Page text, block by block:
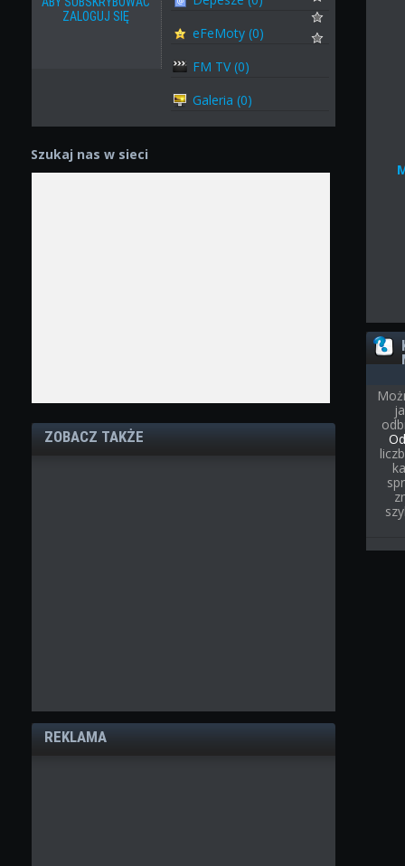
ZALOGUJ SIĘ
eFeMoty (0)
FM TV (0)
Galeria (0)
Szukaj nas w sieci
ZOBACZ TAKŻE
REKLAMA